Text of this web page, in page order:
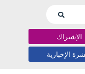
الإشتراك
الإخبارية